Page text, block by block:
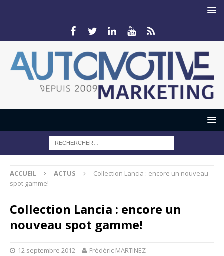
ACCUEIL ACTUS
Collection Lancia : encore un nouveau
spot gamme!
Collection Lancia : encore un
nouveau spot gamme!
12 septembre 2012 Frédéric MARTINEZ